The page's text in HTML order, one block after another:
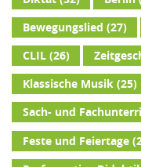
Bewegungslied (27)
CLIL(26)
Klassische Musik(25)
Sach- und
Feste und Feiertage